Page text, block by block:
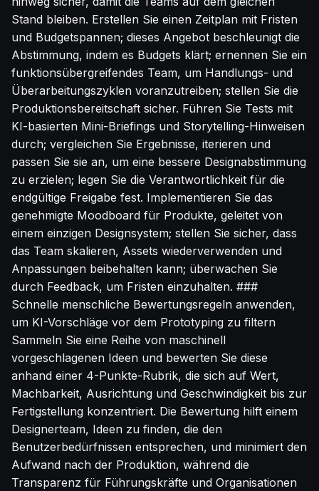
Stand bleiben. Erstellen Sie einen Zeitplan mit Fristen
und Budgetspannen; dieses Angebot beschleunigt die
Abstimmung, indem es Budgets klärt; ernennen Sie ein
funktionsübergreifendes Team, um Handlungs- und
Überarbeitungszyklen voranzutreiben; stellen Sie die
Produktionsbereitschaft sicher. Führen Sie Tests mit
KI-basierten Mini-Briefings und Storytelling-Hinweisen
durch; vergleichen Sie Ergebnisse, iterieren und
passen Sie sie an, um eine bessere Designabstimmung
zu erzielen; legen Sie die Verantwortlichkeit für die
endgültige Freigabe fest. Implementieren Sie das
genehmigte Moodboard für Produkte, geleitet von
einem einzigen Designsystem; stellen Sie sicher, dass
das Team skalieren, Assets wiederverwenden und
Anpassungen beibehalten kann; überwachen Sie
durch Feedback, um Fristen einzuhalten. ###
Schnelle menschliche Bewertungsregeln anwenden,
um KI-Vorschläge vor dem Prototyping zu filtern
Sammeln Sie eine Reihe von maschinell
vorgeschlagenen Ideen und bewerten Sie diese
anhand einer 4-Punkte-Rubrik, die sich auf Wert,
Machbarkeit, Ausrichtung und Geschwindigkeit bis zur
Fertigstellung konzentriert. Die Bewertung hilft einem
Designerteam, Ideen zu finden, die den
Benutzerbedürfnissen entsprechen, und minimiert den
Aufwand nach der Produktion, während die
Transparenz für Führungskräfte und Organisationen